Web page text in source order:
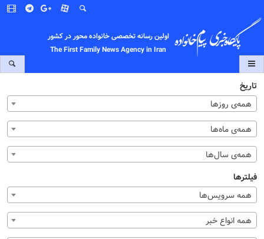
اولین رسانه تخصصی خانواده محور در کشور
The First Family News Agency in Iran
تاریخ
همه‌ی روزها
همه‌ی ماه‌ها
همه‌ی سال‌ها
فیلترها
همه سرویس‌ها
همه انواع خبر